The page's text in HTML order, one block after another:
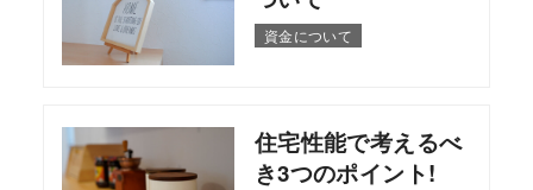
資金について
住宅性能で考えるべ
き3つのポイント!